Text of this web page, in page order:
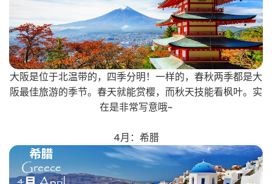
大阪是位于北温带的，四季分明！一样的，春秋两季都是大
阪最佳旅游的季节。春天就能赏樱，而秋天技能看枫叶。实
在是非常写意哦~
4月：希腊